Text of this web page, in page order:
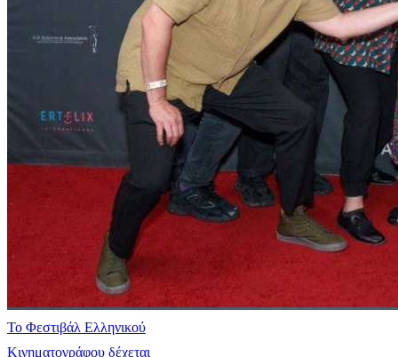
Το Φεστιβάλ Ελληνικού
Κινηματογράφου δέχεται